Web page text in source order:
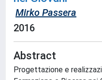
Mirko Passera
2016
Abstract
Progettazione e